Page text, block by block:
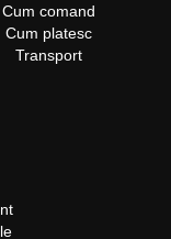
Cum comand
Cum platesc
Transport